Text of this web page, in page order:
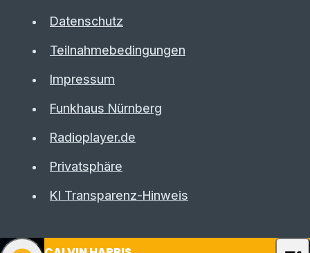
Datenschutz
Teilnahmebedingungen
Impressum
Funkhaus Nürnberg
Radioplayer.de
Privatsphäre
KI Transparenz-Hinweis